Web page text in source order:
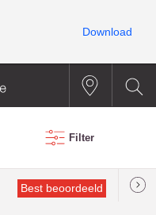
Filter
Best beoordeeld
Download